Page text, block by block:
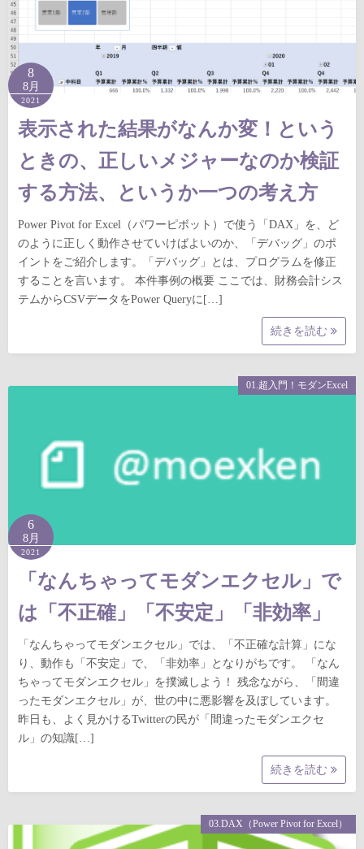
8
8月
2021
表示された結果がなんか変！という
ときの、正しいメジャーなのか検証
する方法、というか一つの考え方
Power Pivot for Excel（パワーピボット）で使う「DAX」を、ど
のように正しく動作させていけばよいのか、「デバッグ」のポ
イントをご紹介します。「デバッグ」とは、プログラムを修正
することを言います。 本件事例の概要 ここでは、財務会計シス
テムからCSVデータをPower Queryに[…]
続きを読む
01.超入門！モダンExcel
6
8月
2021
「なんちゃってモダンエクセル」で
は「不正確」「不安定」「非効率」
「なんちゃってモダンエクセル」では、「不正確な計算」にな
り、動作も「不安定」で、「非効率」となりがちです。 「なん
ちゃってモダンエクセル」を撲滅しよう！ 残念ながら、「間違
ったモダンエクセル」が、世の中に悪影響を及ぼしています。
昨日も、よく見かけるTwitterの民が「間違ったモダンエクセ
ル」の知識[…]
続きを読む
03.DAX（Power Pivot for Excel）